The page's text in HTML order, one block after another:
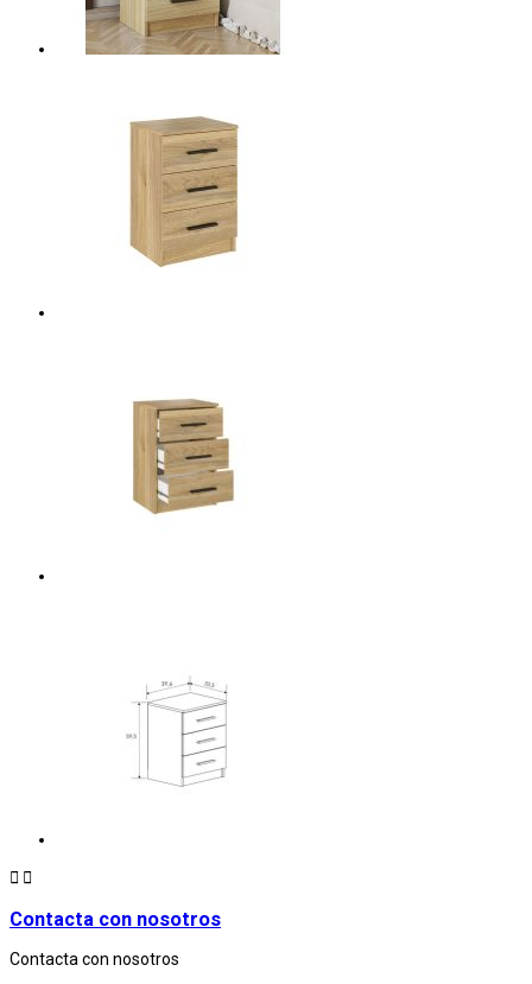
 
Contacta con nosotros
Contacta con nosotros